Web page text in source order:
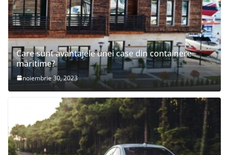
Care sunt avantajele unei case din containere
maritime?
noiembrie 30, 2023